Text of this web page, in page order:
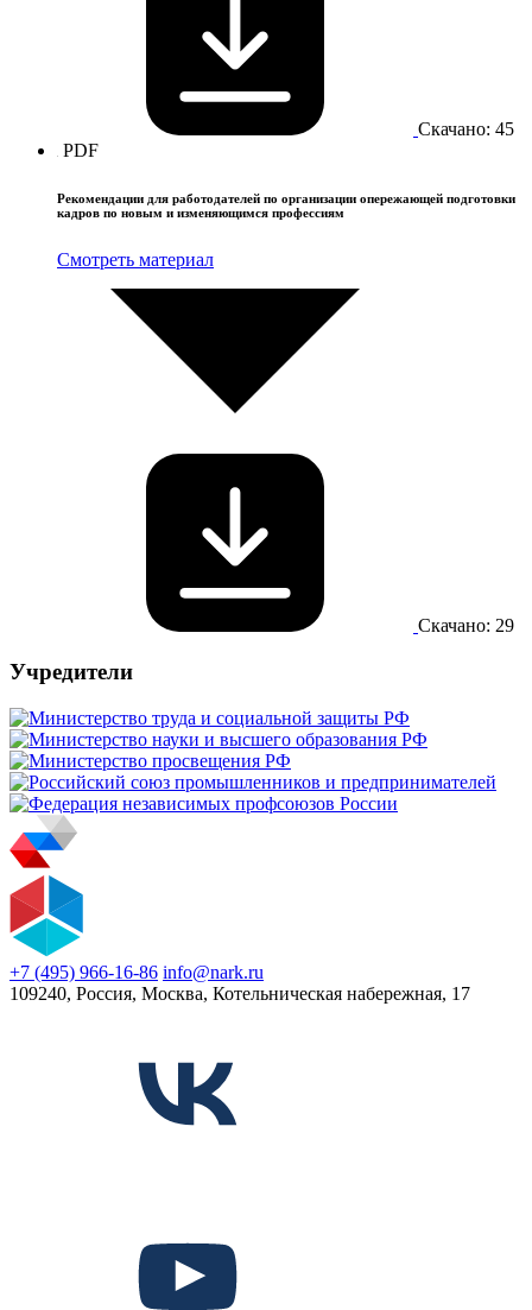
Скачано: 45
PDF
Рекомендации для работодателей по организации опережающей подготовки
кадров по новым и изменяющимся профессиям
Смотреть материал
Скачано: 29
Учредители
+7 (495) 966-16-86 info@nark.ru
109240, Россия, Москва, Котельническая набережная, 17